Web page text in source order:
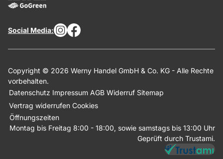
Social Media:
Copyright © 2026 Werny Handel GmbH & Co. KG - Alle Rechte
vorbehalten.
Datenschutz Impressum AGB Widerruf Sitemap
Vertrag widerrufen Cookies
Öffnungszeiten
Montag bis Freitag 8:00 - 18:00, sowie samstags bis 13:00 Uhr
Geprüft durch Trustami.